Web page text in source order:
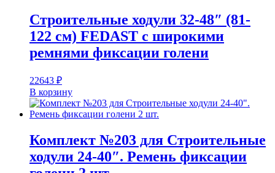
Строительные ходули 32-48″ (81-
122 см) FEDAST c широкими
ремнями фиксации голени
22643 ₽
В корзину
Комплект №203 для Строительные
ходули 24-40″. Ремень фиксации